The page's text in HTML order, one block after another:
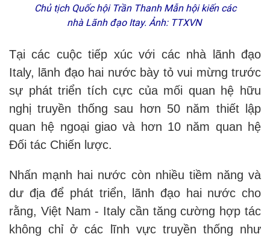
Chủ tịch Quốc hội Trần Thanh Mẫn hội kiến các
nhà Lãnh đạo Itay. Ảnh: TTXVN
Tại các cuộc tiếp xúc với các nhà lãnh đạo
Italy, lãnh đạo hai nước bày tỏ vui mừng trước
sự phát triển tích cực của mối quan hệ hữu
nghị truyền thống sau hơn 50 năm thiết lập
quan hệ ngoại giao và hơn 10 năm quan hệ
Đối tác Chiến lược.
Nhấn mạnh hai nước còn nhiều tiềm năng và
dư địa để phát triển, lãnh đạo hai nước cho
rằng, Việt Nam - Italy cần tăng cường hợp tác
không chỉ ở các lĩnh vực truyền thống như